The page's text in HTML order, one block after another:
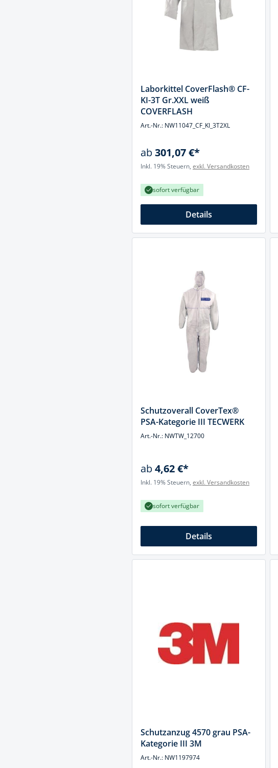
Spanntechnik
Spannungsprüfer
Laborkittel CoverFlash® CF-
KI-3T Gr.XXL weiß
COVERFLASH
Art.-Nr.: NW11047_CF_KI_3T2XL
ab301,07 €*
Inkl. 19% Steuern, exkl. Versandkosten
sofort verfügbar
Details
Schutzoverall CoverTex®
PSA-Kategorie III TECWERK
Art.-Nr.: NWTW_12700
ab4,62 €*
Inkl. 19% Steuern, exkl. Versandkosten
sofort verfügbar
Details
Schutzanzug 4570 grau PSA-
Kategorie III 3M
Art.-Nr.: NW1197974